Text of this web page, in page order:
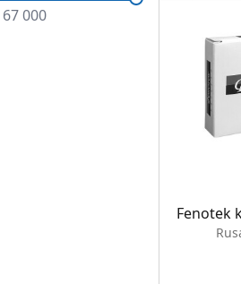
67 000
Fenotek